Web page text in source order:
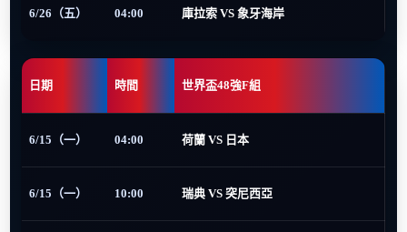
6/26（五） 04:00 庫拉索 VS 象牙海岸
日期 時間 世界盃48強F組
6/15（一） 04:00 荷蘭 VS 日本
6/15（一） 10:00 瑞典 VS 突尼西亞